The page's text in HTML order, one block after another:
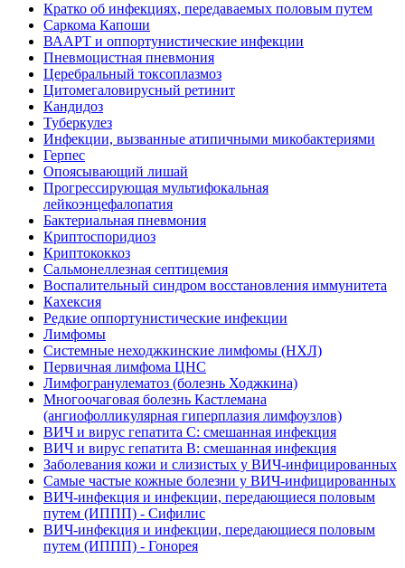
Кратко об инфекциях, передаваемых половым путем
Саркома Капоши
ВААРТ и оппортунистические инфекции
Пневмоцистная пневмония
Церебральный токсоплазмоз
Цитомегаловирусный ретинит
Кандидоз
Туберкулез
Инфекции, вызванные атипичными микобактериями
Герпес
Опоясывающий лишай
Прогрессирующая мультифокальная
лейкоэнцефалопатия
Бактериальная пневмония
Криптоспоридиоз
Криптококкоз
Сальмонеллезная септицемия
Воспалительный синдром восстановления иммунитета
Кахексия
Редкие оппортунистические инфекции
Лимфомы
Системные неходжкинские лимфомы (НХЛ)
Первичная лимфома ЦНС
Лимфогранулематоз (болезнь Ходжкина)
Многоочаговая болезнь Кастлемана
(ангиофолликулярная гиперплазия лимфоузлов)
ВИЧ и вирус гепатита C: смешанная инфекция
ВИЧ и вирус гепатита B: смешанная инфекция
Заболевания кожи и слизистых у ВИЧ-инфицированных
Самые частые кожные болезни у ВИЧ-инфицированных
ВИЧ-инфекция и инфекции, передающиеся половым
путем (ИППП) - Сифилис
ВИЧ-инфекция и инфекции, передающиеся половым
путем (ИППП) - Гонорея